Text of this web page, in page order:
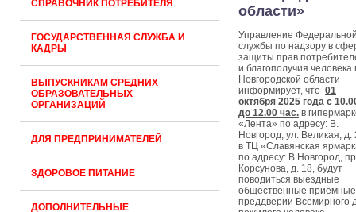
СПРАВОЧНИК ПОТРЕБИТЕЛЯ
ГОСУДАРСТВЕННАЯ СЛУЖБА И
КАДРЫ
ВЫПУСКНИКАМ СРЕДНИХ
ОБРАЗОВАТЕЛЬНЫХ
ОРГАНИЗАЦИЙ
ДЛЯ ПРЕДПРИНИМАТЕЛЕЙ
ЗДОРОВОЕ ПИТАНИЕ
ДОПОЛНИТЕЛЬНЫЕ
области»
Управление
службы по надзору в
защиты прав
и благополучия человека
Новгородской области
информирует, что 01
октября 2025 года с
до 12.00 час. в
«Лента» по адресу: В.
Новгород, ул. Великая, д.
в ТЦ «Славянская
по адресу: В.Новгород,
Корсунова, д. 18, будут
поводиться выездные
общественные
преддверии Всемирного